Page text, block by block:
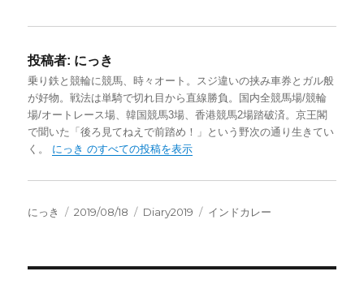
投稿者: にっき
乗り鉄と競輪に競馬、時々オート。スジ違いの挟み車券とガル般
が好物。戦法は単騎で切れ目から直線勝負。国内全競馬場/競輪
場/オートレース場、韓国競馬3場、香港競馬2場踏破済。京王閣
で聞いた「後ろ見てねえで前踏め！」という野次の通り生きてい
く。 にっき のすべての投稿を表示
投
にっき
投
2019/08/18
カ
Diary2019
タ
インドカレー